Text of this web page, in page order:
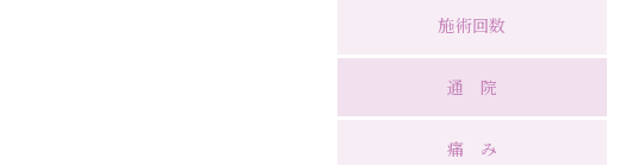
施術回数
通院
痛み